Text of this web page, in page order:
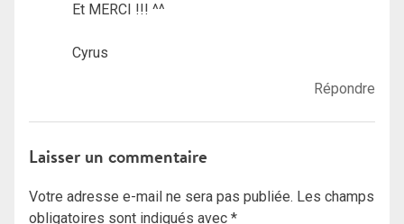
Et MERCI !!! ^^
Cyrus
Répondre
Laisser un commentaire
Votre adresse e-mail ne sera pas publiée. Les champs
obligatoires sont indiqués avec *